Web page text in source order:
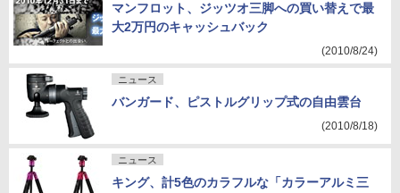
マンフロット、ジッツオ三脚への買い替えで最
大2万円のキャッシュバック
(2010/8/24)
ニュース
バンガード、ピストルグリップ式の自由雲台
(2010/8/18)
ニュース
キング、計5色のカラフルな「カラーアルミ三